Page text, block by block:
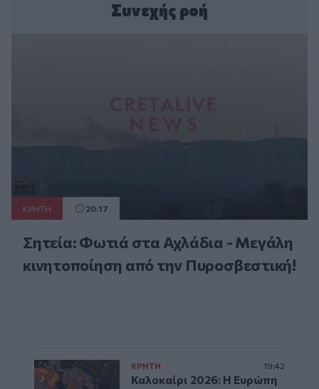
Συνεχής ροή
ΚΡΗΤΗ 20:17
Σητεία: Φωτιά στα Αχλάδια - Μεγάλη
κινητοποίηση από την Πυροσβεστική!
ΚΡΗΤΗ 19:42
Καλοκαίρι 2026: Η Ευρώπη